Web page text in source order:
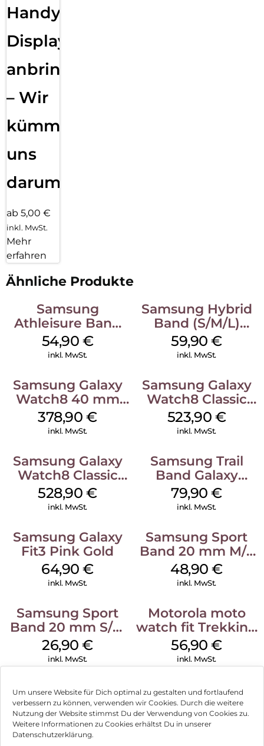
Um unsere Website für Dich optimal zu gestalten und fortlaufend
verbessern zu können, verwenden wir Cookies. Durch die weitere
Nutzung der Website stimmst Du der Verwendung von Cookies zu.
Weitere Informationen zu Cookies erhältst Du in unserer
Datenschutzerklärung.
Handy
Displayfolie
anbringen
– Wir
kümmern
uns
darum!
ab 5,00 €
inkl. MwSt.
Mehr
erfahren
Ähnliche Produkte
Samsung
Athleisure Band
(S/M) Galaxy
Watch8/Watch8
54,90 €
inkl. MwSt.
Samsung Hybrid
Band (S/M/L)
Galaxy
Watch8/Watch8
59,90€
inkl. MwSt.
Samsung Galaxy
Watch8 40 mm
Graphite
378,90€
inkl. MwSt.
Samsung Galaxy
Watch8 Classic
White
523,90 €
inkl. MwSt.
Samsung Galaxy
Watch8 Classic
Black
528,90€
inkl. MwSt.
Samsung Trail
Band Galaxy
Watch Ultra
Orange
79,90€
inkl. MwSt.
Samsung Galaxy
Fit3 Pink Gold
64,90€
inkl. MwSt.
Samsung Sport
Band 20 mm M/L
Galaxy Watch
Series Silber
48,90€
inkl. MwSt.
Samsung Sport
Band 20 mm S/M
Galaxy Watch4
Serie Graphite
26,90€
inkl. MwSt.
Motorola moto
watch fit Trekking
Green
56,90€
inkl. MwSt.
Impressum